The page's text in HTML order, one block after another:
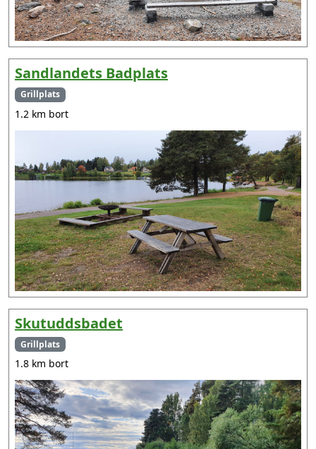
Sandlandets Badplats
Grillplats
1.2 km bort
Skutuddsbadet
Grillplats
1.8 km bort